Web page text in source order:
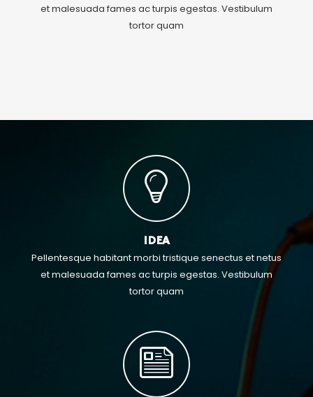
et malesuada fames ac turpis egestas. Vestibulum
tortor quam
IDEA
Pellentesque habitant morbi tristique senectus et netus
et malesuada fames ac turpis egestas. Vestibulum
tortor quam